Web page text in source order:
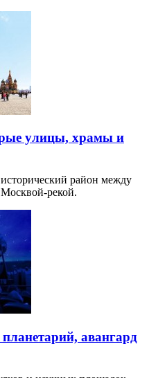
улицы, храмы и
район между
рекой.
авангард